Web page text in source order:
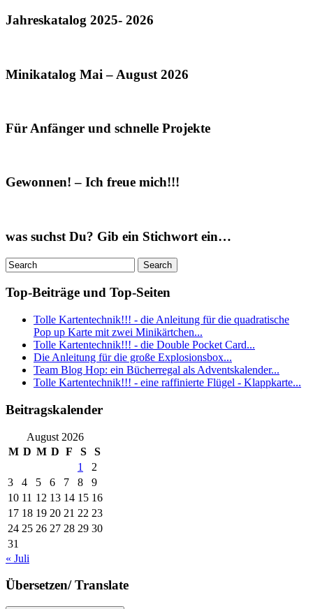
Jahreskatalog 2025- 2026
Minikatalog Mai – August 2026
Für Anfänger und schnelle Projekte
Gewonnen! – Ich freue mich!!!
was suchst Du? Gib ein Stichwort ein…
Top-Beiträge und Top-Seiten
Tolle Kartentechnik!!! - die Anleitung für die quadratische
Pop up Karte mit zwei Minikärtchen...
Tolle Kartentechnik!!! - die Double Pocket Card...
Die Anleitung für die große Explosionsbox...
Team Blog Hop: ein Bücherregal als Adventskalender...
Tolle Kartentechnik!!! - eine raffinierte Flügel - Klappkarte...
Beitragskalender
August 2026
M D M D F S
S
1
2
3
4 5 6 7 8
9
10 11 12 13 14 15 16
17 18 19 20 21 22 23
24 25 26 27 28 29 30
31
« Juli
Übersetzen/ Translate